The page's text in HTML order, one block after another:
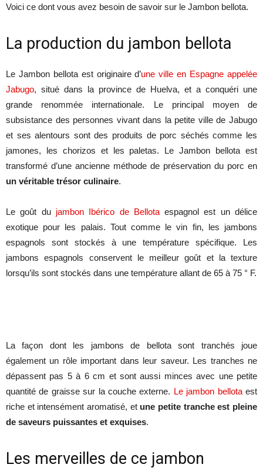
Voici ce dont vous avez besoin de savoir sur le Jambon bellota.
La production du jambon bellota
Le Jambon bellota est originaire d’une ville en Espagne appelée
Jabugo, situé dans la province de Huelva, et a conquéri une
grande renommée internationale. Le principal moyen de
subsistance des personnes vivant dans la petite ville de Jabugo
et ses alentours sont des produits de porc séchés comme les
jamones, les chorizos et les paletas. Le Jambon bellota est
transformé d’une ancienne méthode de préservation du porc en
un véritable trésor culinaire.
Le goût du jambon Ibérico de Bellotaespagnol est un délice
exotique pour les palais. Tout comme le vin fin, les jambons
espagnols sont stockés à une température spécifique. Les
jambons espagnols conservent le meilleur goût et la texture
lorsqu’ils sont stockés dans une température allant de 65 à 75 ° F.
La façon dont les jambons de bellota sont tranchés joue
également un rôle important dans leur saveur. Les tranches ne
dépassent pas 5 à 6 cm et sont aussi minces avec une petite
quantité de graisse sur la couche externe. Le jambon bellotaest
riche et intensément aromatisé, et une petite tranche est pleine
de saveurs puissantes et exquises.
Les merveilles de ce jambon